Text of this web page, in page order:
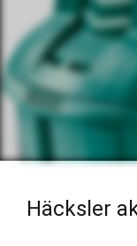
Häcksler